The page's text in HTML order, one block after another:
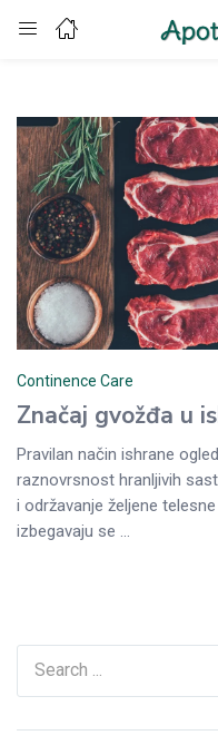
Login
Enter your username and
Remember me
Continence Care
Značaj gvožđa u
Pravilan način ishrane
raznovrsnost hranljivih
i održavanje željene
izbegavaju se ...